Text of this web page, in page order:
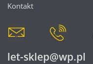
Kontakt
let-sklep@wp.pl